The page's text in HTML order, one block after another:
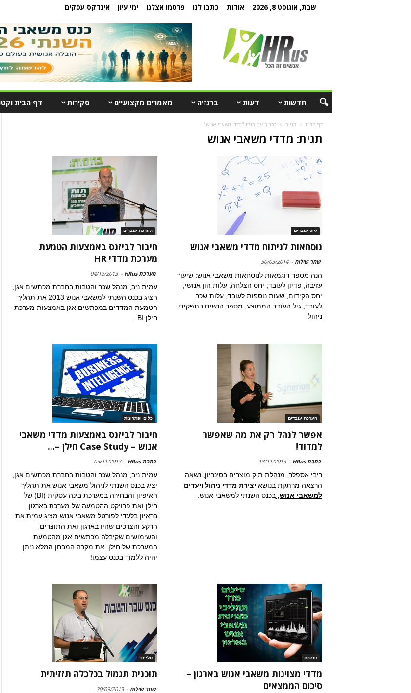
שבת, אוגוסט 8, 2026 אודות כתבו לנו פרסמו אצלנו ימי עיון אינדקס עסקים
חדשות דעות ברנז'ה מאמרים מקצועיים סקירות דף הבית
דף הבית תגיות כתבות עם תגית "מדדי משאבי אנוש"
תגית: מדדי משאבי אנוש
גיוס עובדים
נוסחאות לניתוח מדדי משאבי אנוש
שחר שילוח -
30/03/2014
הנה מספר דוגמאות לנוסחאות משאבי אנוש: שיעור
עזיבה, פדיון לעובד, יחס הצלחה, עלות הון אנושי,
יחס הקידום, שעות נוספות לעובד, עלות שכר
לעובד, גיל העובד הממוצע, מספר הנשים בתפקידי
ניהול
הערכת עובדים
חיבור לביזנס באמצעות הטמעת
מערכת מדדי HR
מערכת HRus -
04/12/2013
עמית ניב, מנהל שכר והטבות בחברת מכתשים אגן,
הציג בכנס השנתי למשאבי אנוש 2013 את תהליך
הטמעת המדדים במכתשים אגן באמצעות מערכת
חילן BI.
הערכת עובדים
אפשר לנהל רק את מה שאפשר
למדוד!
כתבת HRus -
18/11/2013
ריבי אספלר, מנהלת תיק מוצרים בסינריון, נשאה
הרצאה מרתקת בנושא יצירת מדדי ניהול ויעדים
למשאבי אנוש,בכנס השנתי למשאבי אנוש.
כלים ופתרונות
חיבור לביזנס באמצעות מדדי משאבי
אנוש – Case Study חילן –...
כתבת HRus -
03/11/2013
עמית ניב, מנהל שכר והטבות בחברת מכתשים אגן,
יציג בכנס השנתי לניהול משאבי אנוש את תהליך
האיפיון והבחירה במערכת בינה עסקית (BI) של
חילן ואת פרויקט ההטמעה של מערכת בארגון.
בראיון בלעדי לפורטל משאבי אנוש מציג עמית את
הרקע והצרכים שהיו בארגון ואת התוצרים
והשימושים שקיבלה מכתשים אגן מהטמעת
המערכת של חילן. את מקרה המבחן המלא ניתן
יהיה ללמוד בכנס עצמו!
חדשות
מדדי מצוינות משאבי אנוש בארגון –
סיכום הממצאים
סליידר
תוכנית תגמול בכלכלה תזזיתית
שחר שילוח -
30/09/2013